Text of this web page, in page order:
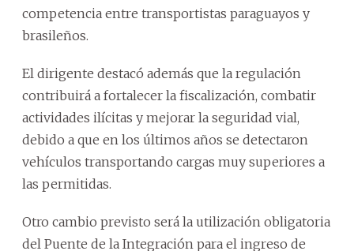
competencia entre transportistas paraguayos y
brasileños.
El dirigente destacó además que la regulación
contribuirá a fortalecer la fiscalización, combatir
actividades ilícitas y mejorar la seguridad vial,
debido a que en los últimos años se detectaron
vehículos transportando cargas muy superiores a
las permitidas.
Otro cambio previsto será la utilización obligatoria
del Puente de la Integración para el ingreso de